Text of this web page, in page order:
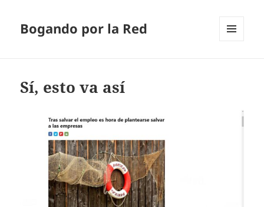
Bogando por la Red
Sí, esto va así